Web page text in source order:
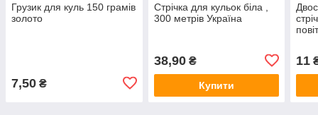
Грузик для куль 150 грамів
золото
7,50 ₴
Стрічка для кульок біла ,
300 метрів Україна
38,90₴
Купити
11